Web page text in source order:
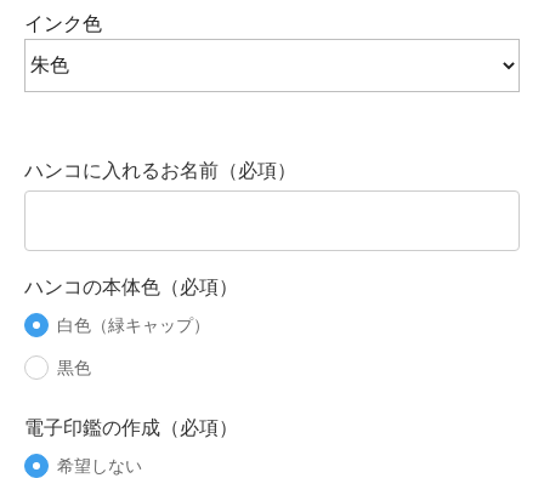
インク色
ハンコに入れるお名前（必項）
ハンコの本体色（必項）
白色（緑キャップ）
黒色
電子印鑑の作成（必項）
希望しない